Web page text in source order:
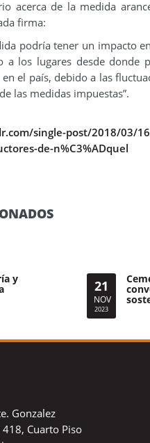
acerca de la medida
firma:
podría tener un impacto
a los lugares desde donde
el país, debido a las
las medidas impuestas”.
single-post/2018/03/
de-n%C3%ADquel
y 21
NOV
2023
Gonzalez
Cuarto Piso